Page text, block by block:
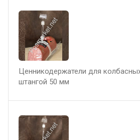
Ценникодержатели для
штангой 50 мм